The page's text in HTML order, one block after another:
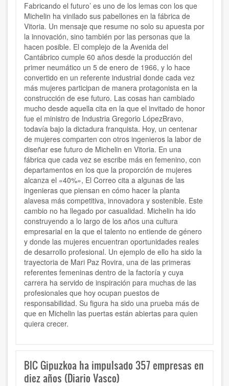
Fabricando el futuro’ es uno de los lemas con los que
Michelin ha vinilado sus pabellones en la fábrica de
Vitoria. Un mensaje que resume no solo su apuesta por
la innovación, sino también por las personas que la
hacen posible. El complejo de la Avenida del
Cantábrico cumple 60 años desde la producción del
primer neumático un 5 de enero de 1966, y lo hace
convertido en un referente industrial donde cada vez
más mujeres participan de manera protagonista en la
construcción de ese futuro. Las cosas han cambiado
mucho desde aquella cita en la que el invitado de honor
fue el ministro de Industria Gregorio LópezBravo,
todavía bajo la dictadura franquista. Hoy, un centenar
de mujeres comparten con otros ingenieros la labor de
diseñar ese futuro de Michelin en Vitoria. En una
fábrica que cada vez se escribe más en femenino, con
departamentos en los que la proporción de mujeres
alcanza el «40%», El Correo cita a algunas de las
ingenieras que piensan en cómo hacer la planta
alavesa más competitiva, innovadora y sostenible. Este
cambio no ha llegado por casualidad. Michelin ha ido
construyendo a lo largo de los años una cultura
empresarial en la que el talento no entiende de género
y donde las mujeres encuentran oportunidades reales
de desarrollo profesional. Un ejemplo de ello ha sido la
trayectoria de Mari Paz Rovira, una de las primeras
referentes femeninas dentro de la factoría y cuya
carrera ha servido de inspiración para muchas de las
profesionales que hoy ocupan puestos de
responsabilidad. Su figura ha sido una prueba más de
que en Michelin las puertas están abiertas para quien
quiera crecer.
BIC Gipuzkoa ha impulsado 357 empresas en
diez años (Diario Vasco)